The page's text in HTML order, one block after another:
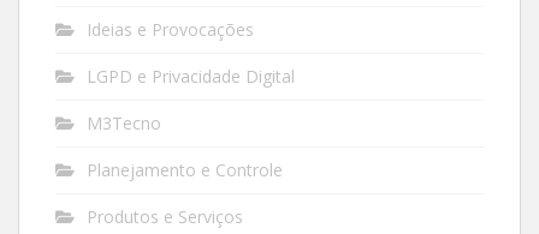
Ideias e Provocações
LGPD e Privacidade Digital
M3Tecno
Planejamento e Controle
Produtos e Serviços